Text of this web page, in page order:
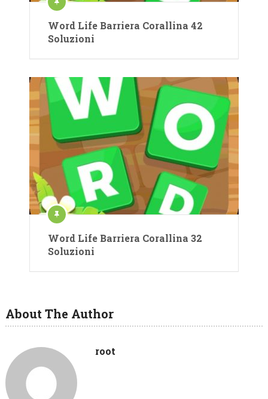
Word Life Barriera Corallina 42
Soluzioni
Word Life Barriera Corallina 32
Soluzioni
About The Author
root